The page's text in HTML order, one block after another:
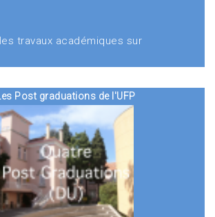
travaux académiques sur
Post graduations de l'UFP